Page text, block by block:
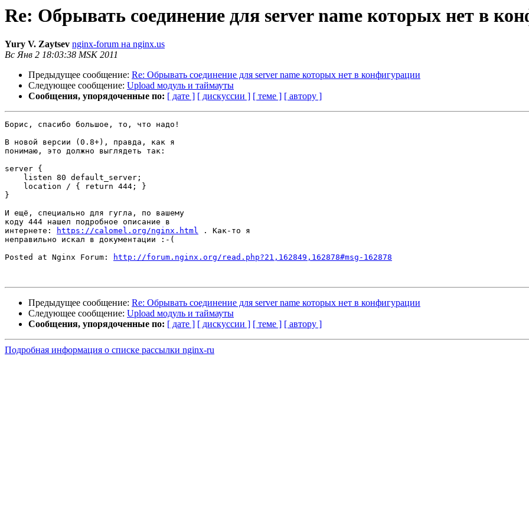
Re: Обрывать соединение для server name которых нет в
Yury V. Zaytsev nginx-forum на nginx.us
Вс Янв 2 18:03:38 MSK 2011
Предыдущее сообщение: Re: Обрывать соединение для server name которых нет в конфигурации
Следующее сообщение: Upload модуль и таймауты
Сообщения, упорядоченные по: [ дате ] [ дискуссии ] [ теме ] [ автору ]
Борис, спасибо большое, то, что надо!
В новой версии (0.8+), правда, как я
понимаю, это должно выглядеть так:
server {
    listen 80 default_server;
    location / { return 444; }
}
И ещё, специально для гугла, по вашему
коду 444 нашел подробное описание в
интернете:
https://calomel.org/nginx.html . Как-то я
неправильно искал в документации :-(
Posted at Nginx Forum:
http://forum.nginx.org/read.php?21,162849,162878#msg-162878
Предыдущее сообщение: Re: Обрывать соединение для server name которых нет в конфигурации
Следующее сообщение: Upload модуль и таймауты
Сообщения, упорядоченные по: [ дате ] [ дискуссии ] [ теме ] [ автору ]
Подробная информация о списке рассылки nginx-ru